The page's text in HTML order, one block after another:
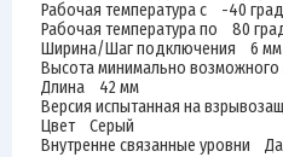
Рабочая температура с -40
Рабочая температура по 80
Ширина/Шаг подключения 6 мм
Высота минимально
Длина 42 мм
Версия испытанная на
Цвет Серый
Внутренне связанные уровни Да